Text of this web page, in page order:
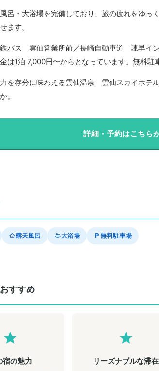
呂・大浴場を完備しており、旅の疲れをゆっ
ます。
バス 雲仙営業所前／長崎自動車道 諫早イ
は1泊 7,000円〜からとなっています。無料駐
を存分に味わえる雲仙温泉 雲仙スカイホテ
。
詳細・予約はこちら
露天風呂 大浴場 無料駐車場
すすめ
宿の魅力 リーズナブルな滞在